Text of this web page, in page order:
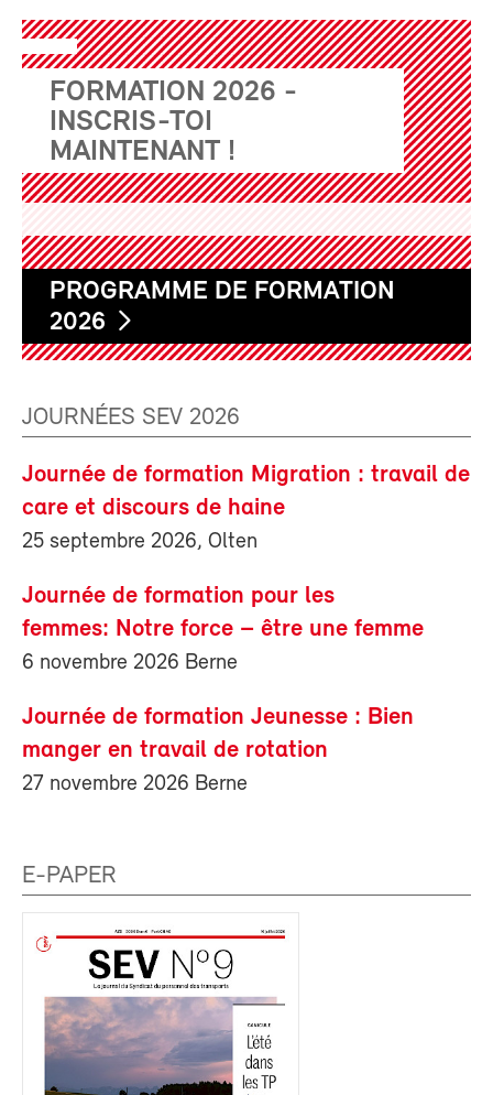
FORMATION 2026 -
INSCRIS-TOI
MAINTENANT !
PROGRAMME DE FORMATION
2026
JOURNÉES SEV 2026
Journée de formation Migration : travail de
care et discours de haine
25 septembre 2026, Olten
Journée de formation pour les
femmes: Notre force – être une femme
6 novembre 2026 Berne
Journée de formation Jeunesse : Bien
manger en travail de rotation
27 novembre 2026 Berne
E-PAPER